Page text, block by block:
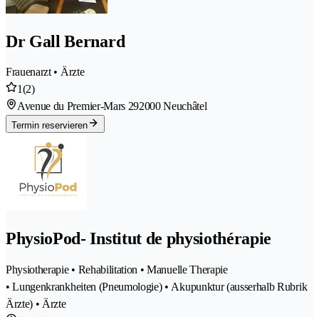
Dr Gall Bernard
Frauenarzt • Ärzte
1(2)
Avenue du Premier-Mars 292000 Neuchâtel
Termin reservieren
PhysioPod- Institut de physiothérapie
Physiotherapie • Rehabilitation • Manuelle Therapie
• Lungenkrankheiten (Pneumologie) • Akupunktur (ausserhalb Rubrik
Ärzte) • Ärzte